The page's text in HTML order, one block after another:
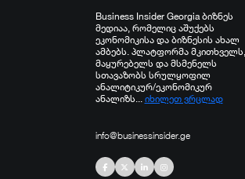
Business Insider Georgia ბიზნეს
მედიაა, რომელიც აშუქებს
ეკონომიკისა და ბიზნესის ახალ
ამბებს. პლატფორმა მკითხველს,
მაყურებელს და მსმენელს
სთავაზობს სრულყოფილ
ანალიტიკურ/ეკონომიკურ
ანალიზს... იხილეთ ვრცლად
info@businessinsider.ge